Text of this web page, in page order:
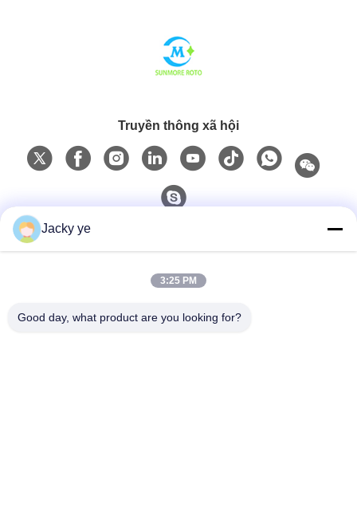
Truyền thông xã hội
Jacky ye
3:25 PM
Good day, what product are you looking for?